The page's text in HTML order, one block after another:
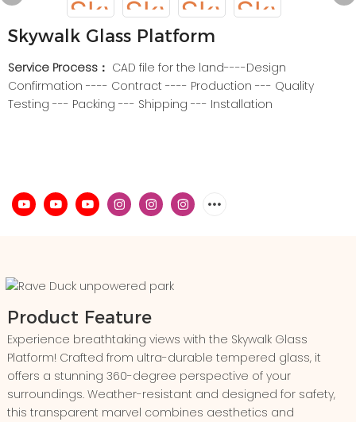
Skywalk Glass Platform
Service Process： CAD file for the land----Design
Confirmation ---- Contract ---- Production --- Quality
Testing --- Packing --- Shipping --- Installation
Product Feature
Experience breathtaking views with the Skywalk Glass
Platform! Crafted from ultra-durable tempered glass, it
offers a stunning 360-degree perspective of your
surroundings. Weather-resistant and designed for safety,
this transparent marvel combines aesthetics and